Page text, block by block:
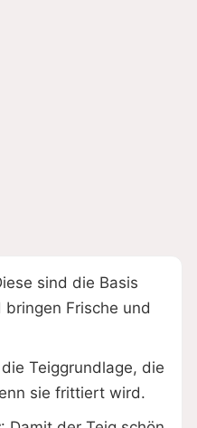
sind die Basis
bringen Frische und
die Teiggrundlage, die
sie frittiert wird.